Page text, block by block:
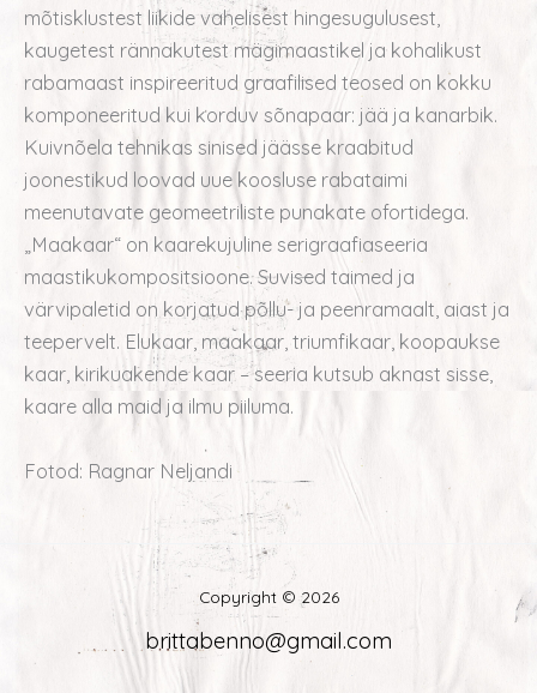
mõtisklustest liikide vahelisest hingesugulusest,
kaugetest rännakutest mägimaastikel ja kohalikust
rabamaast inspireeritud graafilised teosed on kokku
komponeeritud kui korduv sõnapaar: jää ja kanarbik.
Kuivnõela tehnikas sinised jäässe kraabitud
joonestikud loovad uue koosluse rabataimi
meenutavate geomeetriliste punakate ofortidega.
„Maakaar“ on kaarekujuline serigraafiaseeria
maastikukompositsioone. Suvised taimed ja
värvipaletid on korjatud põllu- ja peenramaalt, aiast ja
teepervelt. Elukaar, maakaar, triumfikaar, koopaukse
kaar, kirikuakende kaar – seeria kutsub aknast sisse,
kaare alla maid ja ilmu piiluma.
Fotod: Ragnar Neljandi
Copyright © 2026
brittabenno@gmail.com